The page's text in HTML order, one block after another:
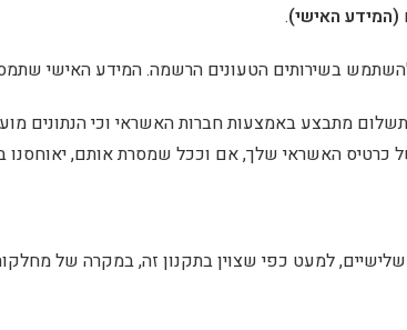
(המידע האישי).
בשירותים הטעונים הרשמה. המידע האישי
מתבצע באמצעות חברות האשראי וכי הנתונים
כרטיס האשראי שלך, אם וככל שמסרת אותם,
למעט כפי שצוין בתקנון זה, במקרה של